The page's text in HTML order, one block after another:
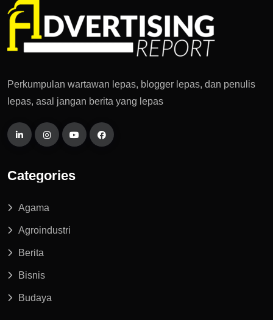
Perkumpulan wartawan lepas, blogger lepas, dan penulis
lepas, asal jangan berita yang lepas
Categories
Agama
Agroindustri
Berita
Bisnis
Budaya